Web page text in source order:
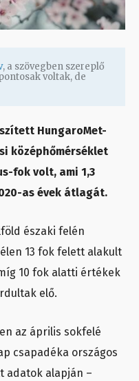
, a szövegben szereplő
voltak, de
HungaroMet-
középhőmérséklet
fok volt, ami 1,3
as évek átlagát.
északi felén
13 fok felett alakult
10 fok alatti értékek
elő.
az április sokfelé
csapadéka országos
adatok alapján –